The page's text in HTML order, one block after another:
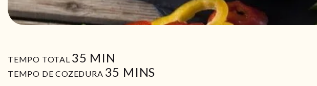
TEMPO TOTAL 35 MIN
MIN
TEMPO DE COZEDURA 35 MIN
MINS